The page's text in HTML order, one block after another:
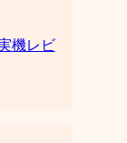
機レビ